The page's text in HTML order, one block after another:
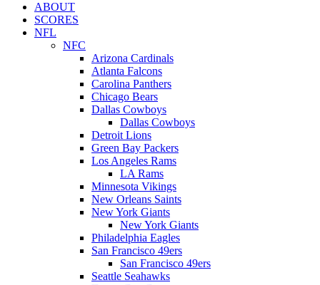
ABOUT
SCORES
NFL
NFC
Arizona Cardinals
Atlanta Falcons
Carolina Panthers
Chicago Bears
Dallas Cowboys
Dallas Cowboys
Detroit Lions
Green Bay Packers
Los Angeles Rams
LA Rams
Minnesota Vikings
New Orleans Saints
New York Giants
New York Giants
Philadelphia Eagles
San Francisco 49ers
San Francisco 49ers
Seattle Seahawks